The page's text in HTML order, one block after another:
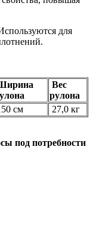
для
Вес
рулона
см 27,0 кг
под потребности